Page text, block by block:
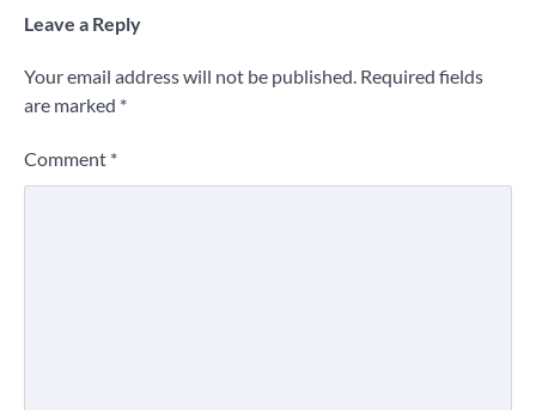
Leave a Reply
Your email address will not be published. Required fields
are marked *
Comment *